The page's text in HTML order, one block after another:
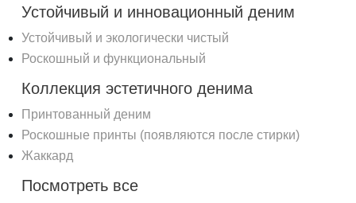
Устойчивый и инновационный деним
Устойчивый и экологически чистый
Роскошный и функциональный
Коллекция эстетичного денима
Принтованный деним
Роскошные принты (появляются после стирки)
Жаккард
Посмотреть все